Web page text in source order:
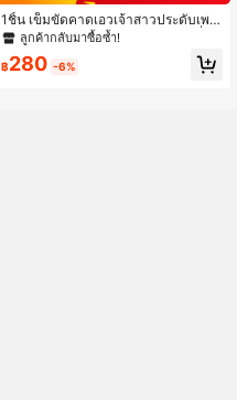
1ชิ้น เข็มขัดคาดเอวเจ้าสาวประดับเพช
รทำมือสุดหรู สำหรับชุดแต่งงาน เครื่อง
ประดับวันวาเลนไทน์
ลูกค้ากลับมาซื้อซ้ำ!
฿280 -6%